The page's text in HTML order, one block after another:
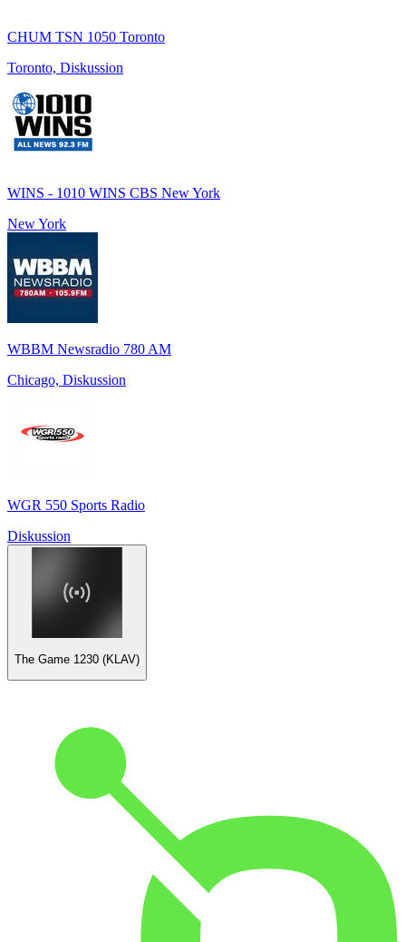
CHUM TSN 1050 Toronto
Toronto, Diskussion
WINS - 1010 WINS CBS New York
New York
WBBM Newsradio 780 AM
Chicago, Diskussion
WGR 550 Sports Radio
Diskussion
The Game 1230 (KLAV)